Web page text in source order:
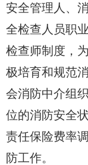
安全管理人、
全检查人员职
检查师制度，
极培育和规范
会消防中介组
位的消防安全
责任保险费率
防工作。